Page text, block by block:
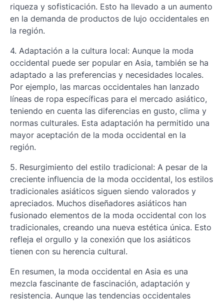
riqueza y sofisticación. Esto ha llevado a un aumento
en la demanda de productos de lujo occidentales en
la región.
4. Adaptación a la cultura local: Aunque la moda
occidental puede ser popular en Asia, también se ha
adaptado a las preferencias y necesidades locales.
Por ejemplo, las marcas occidentales han lanzado
líneas de ropa específicas para el mercado asiático,
teniendo en cuenta las diferencias en gusto, clima y
normas culturales. Esta adaptación ha permitido una
mayor aceptación de la moda occidental en la
región.
5. Resurgimiento del estilo tradicional: A pesar de la
creciente influencia de la moda occidental, los estilos
tradicionales asiáticos siguen siendo valorados y
apreciados. Muchos diseñadores asiáticos han
fusionado elementos de la moda occidental con los
tradicionales, creando una nueva estética única. Esto
refleja el orgullo y la conexión que los asiáticos
tienen con su herencia cultural.
En resumen, la moda occidental en Asia es una
mezcla fascinante de fascinación, adaptación y
resistencia. Aunque las tendencias occidentales